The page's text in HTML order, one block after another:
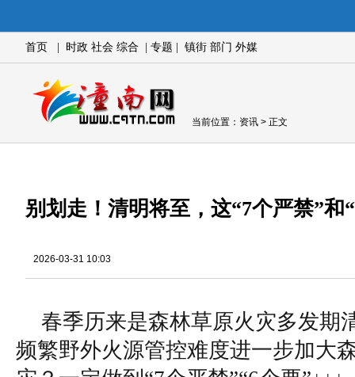
首页 时政 社会 综合 专题 镇街 部门 外媒
当前位置： 资讯 > 正文
别划走！清明将至，这“7个严禁”和
2026-03-31 10:03
春季历来是森林草原火灾多发期
频繁野外火源管控难度进一步加大